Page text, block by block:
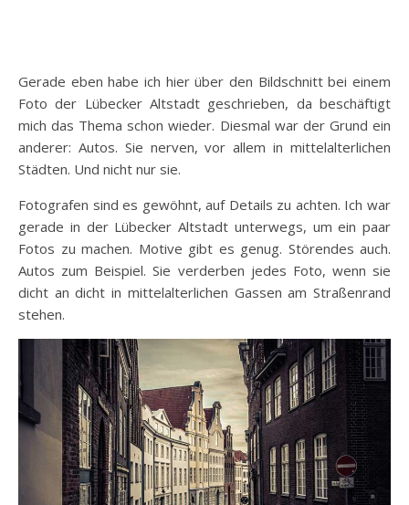
Gerade eben habe ich hier über den Bildschnitt bei einem
Foto der Lübecker Altstadt geschrieben, da beschäftigt
mich das Thema schon wieder. Diesmal war der Grund ein
anderer: Autos. Sie nerven, vor allem in mittelalterlichen
Städten. Und nicht nur sie.
Fotografen sind es gewöhnt, auf Details zu achten. Ich war
gerade in der Lübecker Altstadt unterwegs, um ein paar
Fotos zu machen. Motive gibt es genug. Störendes auch.
Autos zum Beispiel. Sie verderben jedes Foto, wenn sie
dicht an dicht in mittelalterlichen Gassen am Straßenrand
stehen.